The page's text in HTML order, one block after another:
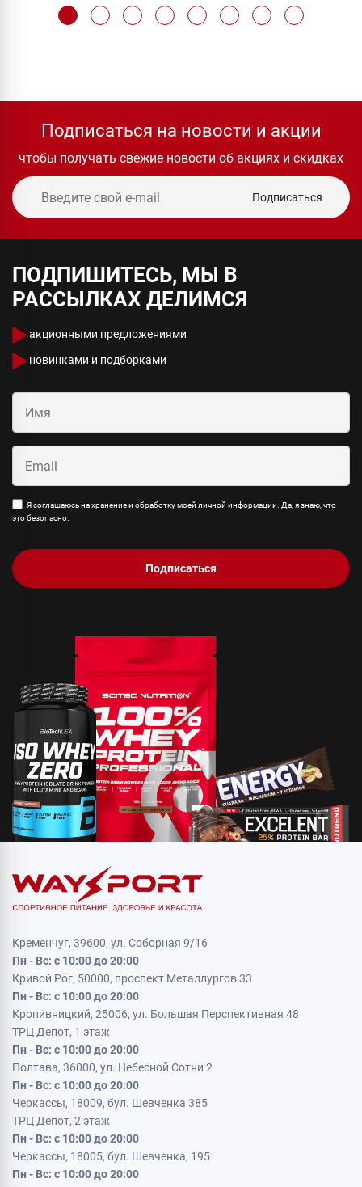
Подписаться на новости и акции
чтобы получать свежие новости об акциях и скидках
Подписаться
ПОДПИШИТЕСЬ, МЫ В
РАССЫЛКАХ ДЕЛИМСЯ
акционными предложениями
новинками и подборками
Я соглашаюсь на хранение и обработку моей личной информации. Да, я знаю, что
это безопасно.
Подписаться
Кременчуг, 39600, ул. Соборная 9/16
Пн - Вс: с 10:00 до 20:00
Кривой Рог, 50000, проспект Металлургов 33
Пн - Вс: с 10:00 до 20:00
Кропивницкий, 25006, ул. Большая Перспективная 48
ТРЦ Депот, 1 этаж
Пн - Вс: с 10:00 до 20:00
Полтава, 36000, ул. Небесной Сотни 2
Пн - Вс: с 10:00 до 20:00
Черкассы, 18009, бул. Шевченка 385
ТРЦ Депот, 2 этаж
Пн - Вс: с 10:00 до 20:00
Черкассы, 18005, бул. Шевченка, 195
Пн - Вс: с 10:00 до 20:00